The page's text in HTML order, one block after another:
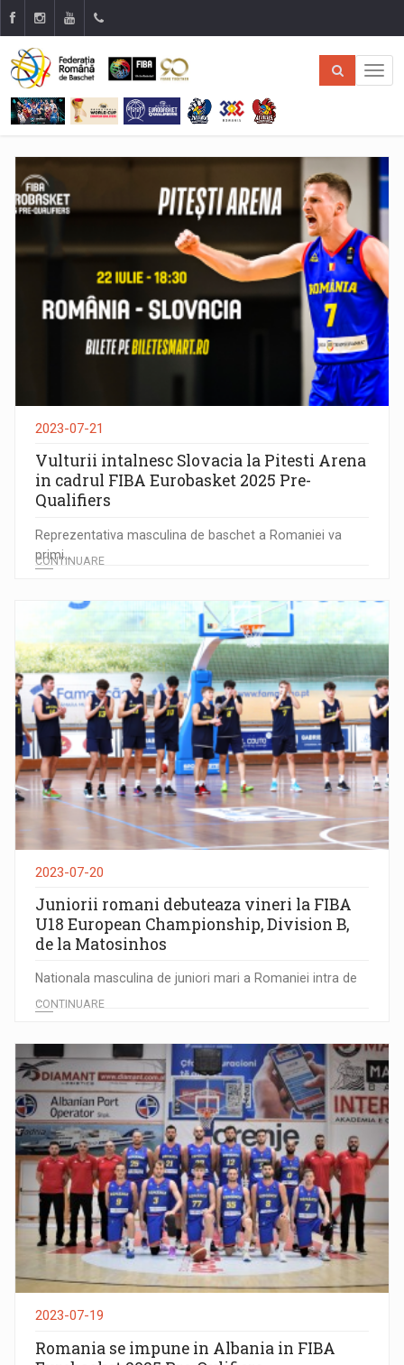
2023-07-21
Vulturii intalnesc Slovacia la Pitesti Arena
in cadrul FIBA Eurobasket 2025 Pre-
Qualifiers
Reprezentativa masculina de baschet a Romaniei va
primi...
CONTINUARE
2023-07-20
Juniorii romani debuteaza vineri la FIBA
U18 European Championship, Division B,
de la Matosinhos
Nationala masculina de juniori mari a Romaniei intra de
...
CONTINUARE
2023-07-19
Romania se impune in Albania in FIBA